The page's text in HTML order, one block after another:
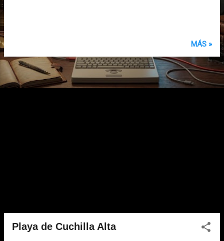
a
s
MÁS »
Playa de Cuchilla Alta